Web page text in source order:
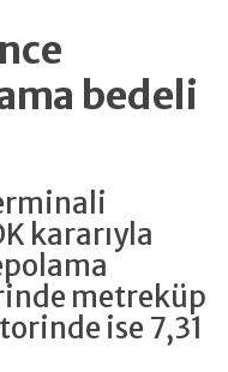
bedeli
kararıyla
metreküp
ise 7,31